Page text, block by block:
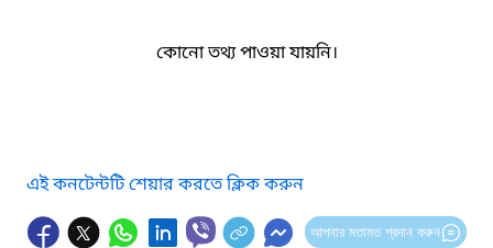
কোনো তথ্য পাওয়া যায়নি।
এই কনটেন্টটি শেয়ার করতে ক্লিক করুন
আপনার মতামত প্রদান করুন